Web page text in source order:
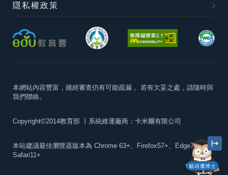
貓頭鷹博士
隱私權政策
本網站內容豐富，雖經審查仍有可能疏漏， 若有欠妥之處，請隨時與
我們聯絡。
Copyright©2014教育部 丨系統維運廠商：卡米爾有限公司
本站建議最佳瀏覽器版本為 Chrome 63+、Firefox57+、Edge79+及
Safari11+